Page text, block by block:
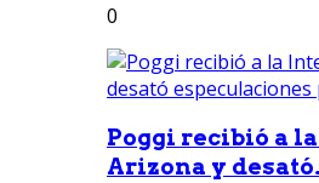
0
Poggi recibió a
Arizona y